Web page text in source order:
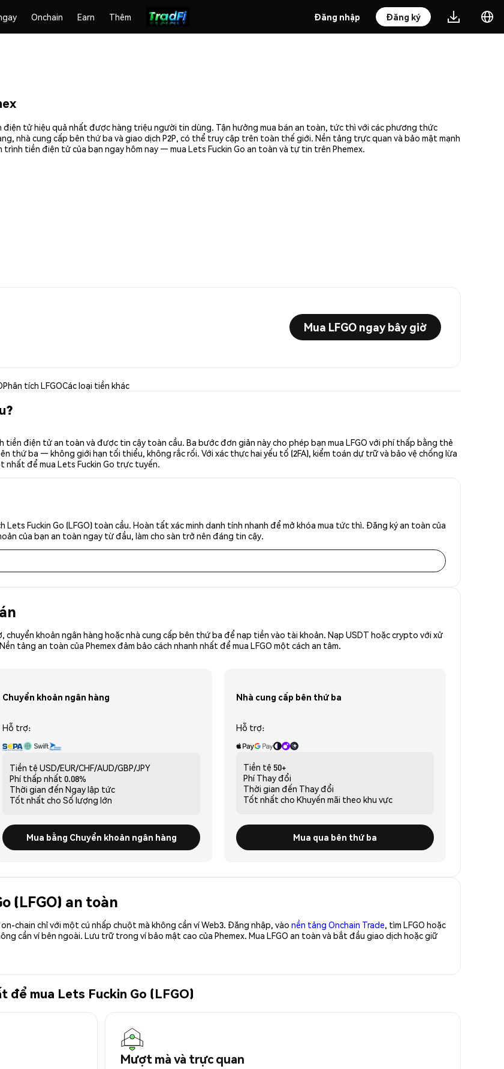
Onchain Earn Thêm Đăng nhập Đăng ký
điện tử hiệu quả nhất được hàng triệu người tin dùng. Tận hưởng mua bán an toàn, tức thì với các phương thức
nhà cung cấp bên thứ ba và giao dịch P2P, có thể truy cập trên toàn thế giới. Nền tảng trực quan và bảo mật mạnh
trình tiền điện tử của bạn ngay hôm nay — mua Lets Fuckin Go an toàn và tự tin trên Phemex.
Mua LFGO ngay bây giờ
Phân tích LFGOCác loại tiền khác
tiền điện tử an toàn và được tin cậy toàn cầu. Ba bước đơn giản này cho phép bạn mua LFGO với phí thấp bằng thẻ
thứ ba — không giới hạn tối thiểu, không rắc rối. Với xác thực hai yếu tố (2FA), kiểm toán dự trữ và bảo vệ chống lừa
nhất để mua Lets Fuckin Go trực tuyến.
Fuckin Go (LFGO) toàn cầu. Hoàn tất xác minh danh tính nhanh để mở khóa mua tức thì. Đăng ký an toàn của
của bạn an toàn ngay từ đầu, làm cho sàn trở nên đáng tin cậy.
khoản ngân hàng hoặc nhà cung cấp bên thứ ba để nạp tiền vào tài khoản. Nạp USDT hoặc crypto với xử
tảng an toàn của Phemex đảm bảo cách nhanh nhất để mua LFGO một cách an tâm.
Chuyển khoản ngân hàng
Hỗ trợ:
Tiền tệ USD/EUR/CHF/AUD/GBP/JPY
Phí thấp nhất 0.08%
Thời gian đến Ngay lập tức
Tốt nhất cho Số lượng lớn
Mua bằng Chuyển khoản ngân hàng
Nhà cung cấp bên thứ ba
Hỗ trợ:
Tiền tệ 50+
Phí Thay đổi
Thời gian đến Thay đổi
Tốt nhất cho Khuyến mãi theo khu vực
Mua qua bên thứ ba
(LFGO) an toàn
chain chỉ với một cú nhấp chuột mà không cần ví Web3. Đăng nhập, vào nền tảng Onchain Trade, tìm LFGO hoặc
cần ví bên ngoài. Lưu trữ trong ví bảo mật cao của Phemex. Mua LFGO an toàn và bắt đầu giao dịch hoặc giữ
để mua Lets Fuckin Go (LFGO)
Mượt mà và trực quan